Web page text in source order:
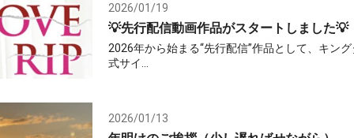
2026/01/19
💡先行配信動画作品がスタートしました💡
2026年から始まる“先行配信”作品として、キン
式サイ...
2026/01/13